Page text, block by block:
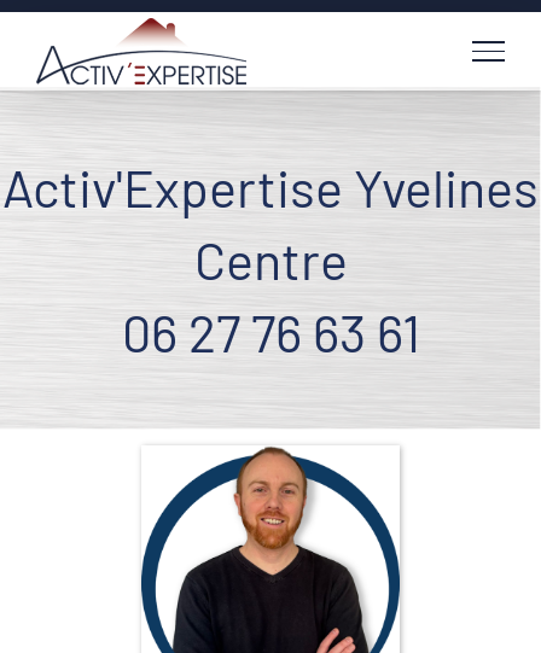
Passer
contenu
Activ'Expertise Yvelines
Centre
06 27 76 63 61
Voir
l'image
agrandie